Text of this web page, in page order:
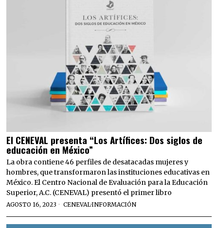
El CENEVAL presenta “Los Artífices: Dos siglos de
educación en México”
La obra contiene 46 perfiles de desatacadas mujeres y
hombres, que transformaron las instituciones educativas en
México. El Centro Nacional de Evaluación para la Educación
Superior, A.C. (CENEVAL) presentó el primer libro
AGOSTO 16, 2023 CENEVAL·INFORMACIÓN